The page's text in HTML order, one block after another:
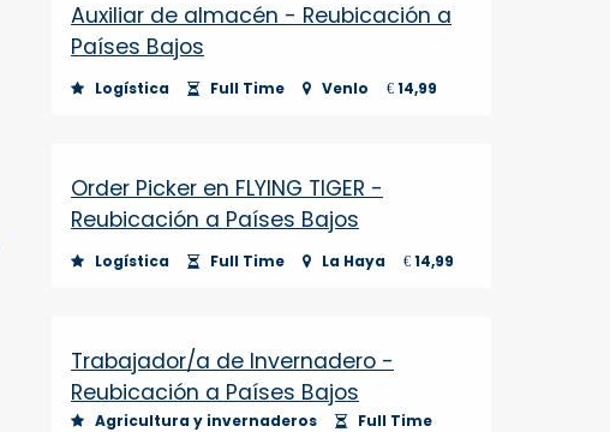
Auxiliar de almacén - Reubicación a
Países Bajos
Logística Full Time Venlo € 14,99
Order Picker en FLYING TIGER -
Reubicación a Países Bajos
Logística Full Time La Haya € 14,99
Trabajador/a de Invernadero -
Reubicación a Países Bajos
Agricultura y invernaderos
Full Time